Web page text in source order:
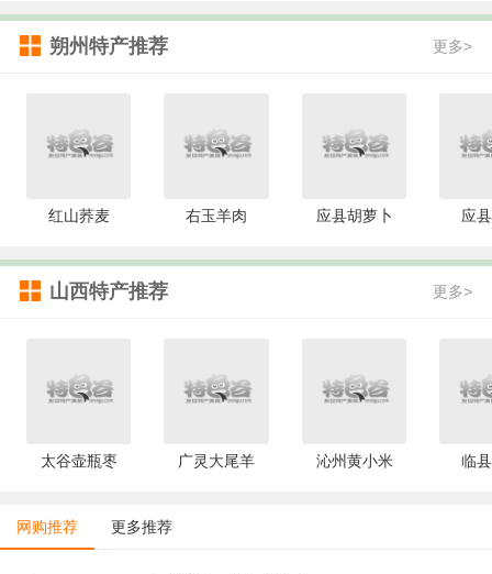
朔州特产推荐 更多>
红山荞麦 右玉羊肉 应县胡萝卜 应
山西特产推荐 更多>
太谷壶瓶枣 广灵大尾羊 沁州黄小米 临
网购推荐 更多推荐